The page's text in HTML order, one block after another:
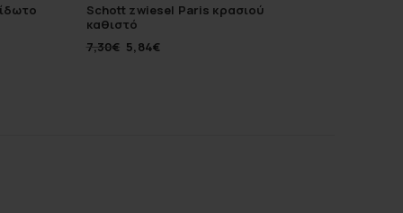
Schott zwiesel Paris κρασιού
καθιστό
7,30€ 5,84€